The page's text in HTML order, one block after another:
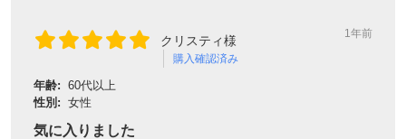
クリスティ様
購入確認済み
1年前
年齢: 60代以上
性別: 女性
気に入りました